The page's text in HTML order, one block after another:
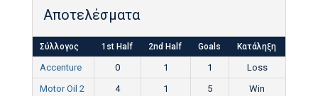
Αποτελέσματα
Σύλλογος 1st Half 2nd Half Goals Κατάληξη
Accenture 0 1 1
Loss
Motor Oil 2
4 1 5 Win